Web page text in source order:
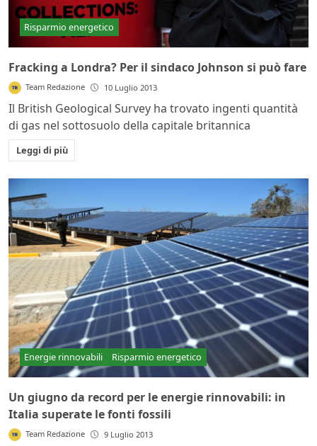
Risparmio energetico
Fracking a Londra? Per il sindaco Johnson si può fare
Team Redazione 10 Luglio 2013
Il British Geological Survey ha trovato ingenti quantità
di gas nel sottosuolo della capitale britannica
Leggi di più
Energie rinnovabili Risparmio energetico
Un giugno da record per le energie rinnovabili: in
Italia superate le fonti fossili
Team Redazione 9 Luglio 2013